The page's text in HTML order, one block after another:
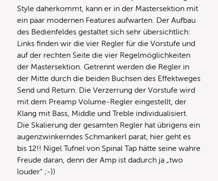
Style daherkommt, kann er in der Mastersektion mit
ein paar modernen Features aufwarten. Der Aufbau
des Bedienfeldes gestaltet sich sehr übersichtlich:
Links finden wir die vier Regler für die Vorstufe und
auf der rechten Seite die vier Regelmöglichkeiten
der Mastersektion. Getrennt werden die Regler in
der Mitte durch die beiden Buchsen des Effektweges
Send und Return. Die Verzerrung der Vorstufe wird
mit dem Preamp Volume-Regler eingestellt, der
Klang mit Bass, Middle und Treble individualisiert.
Die Skalierung der gesamten Regler hat übrigens ein
augenzwinkerndes Schmankerl parat, hier geht es
bis 12!! Nigel Tufnel von Spinal Tap hätte seine wahre
Freude daran, denn der Amp ist dadurch ja „two
louder“ ;-))